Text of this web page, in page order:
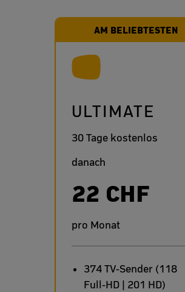
AM BELIEBTESTEN
ULTIMATE
30 Tage kostenlos
danach
22 CHF
pro Monat
374 TV-Sender (118
Full-HD | 201 HD)